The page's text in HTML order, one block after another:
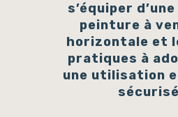
s’équiper
peinture à
horizontale et
pratiques à
une utilisation